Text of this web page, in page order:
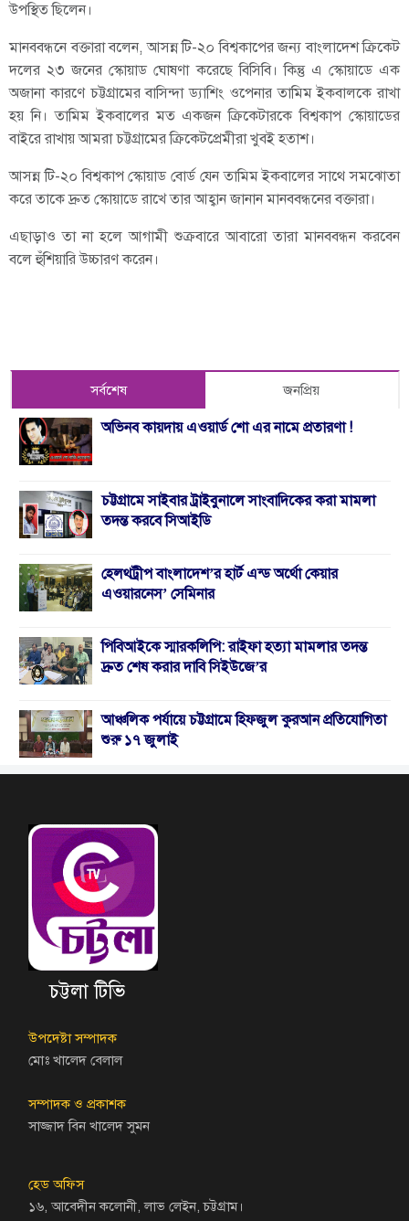
উপস্থিত ছিলেন।
মানববন্ধনে বক্তারা বলেন, আসন্ন টি-২০ বিশ্বকাপের জন্য বাংলাদেশ ক্রিকেট
দলের ২৩ জনের স্কোয়াড ঘোষণা করেছে বিসিবি। কিন্তু এ স্কোয়াডে এক
অজানা কারণে চট্টগ্রামের বাসিন্দা ড্যাশিং ওপেনার তামিম ইকবালকে রাখা
হয় নি। তামিম ইকবালের মত একজন ক্রিকেটারকে বিশ্বকাপ স্কোয়াডের
বাইরে রাখায় আমরা চট্টগ্রামের ক্রিকেটপ্রেমীরা খুবই হতাশ।
আসন্ন টি-২০ বিশ্বকাপ স্কোয়াড বোর্ড যেন তামিম ইকবালের সাথে সমঝোতা
করে তাকে দ্রুত স্কোয়াডে রাখে তার আহ্বান জানান মানববন্ধনের বক্তারা।
এছাড়াও তা না হলে আগামী শুক্রবারে আবারো তারা মানববন্ধন করবেন
বলে হুঁশিয়ারি উচ্চারণ করেন।
সর্বশেষ জনপ্রিয়
অভিনব কায়দায় এওয়ার্ড শো এর নামে প্রতারণা !
চট্টগ্রামে সাইবার ট্রাইবুনালে সাংবাদিকের করা মামলা
তদন্ত করবে সিআইডি
হেলথট্রীপ বাংলাদেশ’র হার্ট এন্ড অর্থো কেয়ার
এওয়ারনেস’ সেমিনার
পিবিআইকে স্মারকলিপি: রাইফা হত্যা মামলার তদন্ত
দ্রুত শেষ করার দাবি সিইউজে’র
আঞ্চলিক পর্যায়ে চট্টগ্রামে হিফজুল কুরআন প্রতিযোগিতা
শুরু ১৭ জুলাই
চট্টলা টিভি
উপদেষ্টা সম্পাদক
মোঃ খালেদ বেলাল
সম্পাদক ও প্রকাশক
সাজ্জাদ বিন খালেদ সুমন
হেড অফিস
১৬, আবেদীন কলোনী, লাভ লেইন, চট্টগ্রাম।